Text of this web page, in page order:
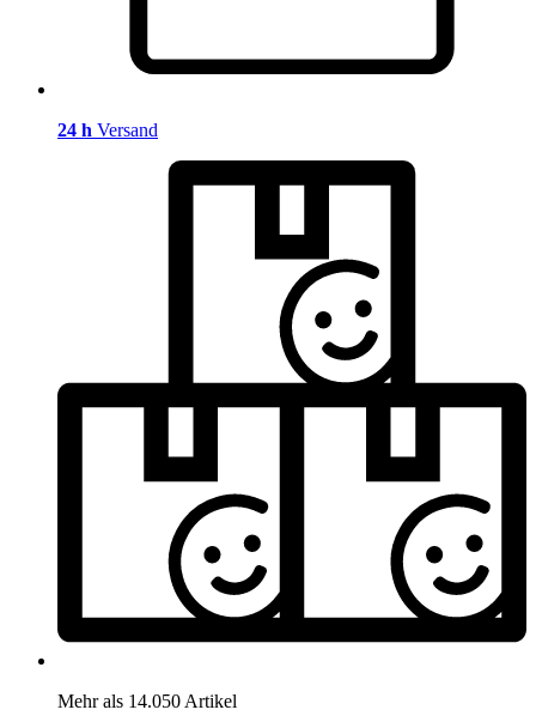
24 h Versand
Mehr als 14.050 Artikel